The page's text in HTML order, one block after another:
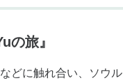
旅』
どに触れ合い、ソウル